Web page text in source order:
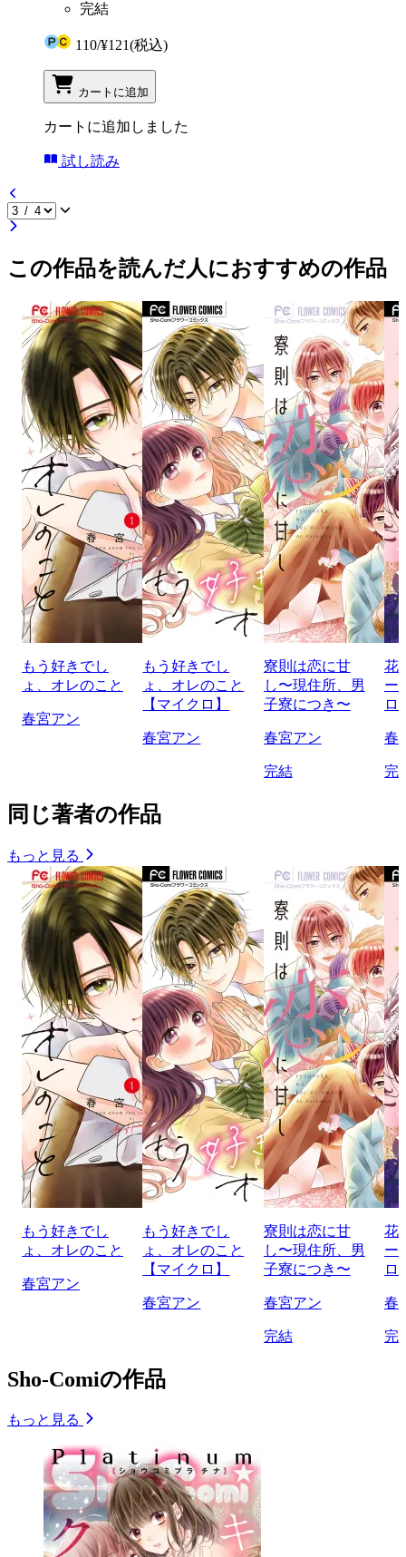
完結
110/¥121(税込)
カートに追加
カートに追加しました
試し読み
この作品を読んだ人におすすめの作品
もう好きでし
ょ、オレのこと
春宮アン
もう好きでし
ょ、オレのこと
【マイクロ】
春宮アン
寮則は恋に甘
し〜現住所、男
子寮につき〜
春宮アン
完結
花
ー
ロ
春
完
同じ著者の作品
もっと見る
もう好きでし
ょ、オレのこと
春宮アン
もう好きでし
ょ、オレのこと
【マイクロ】
春宮アン
寮則は恋に甘
し〜現住所、男
子寮につき〜
春宮アン
完結
花
ー
ロ
春
完
Sho-Comiの作品
もっと見る